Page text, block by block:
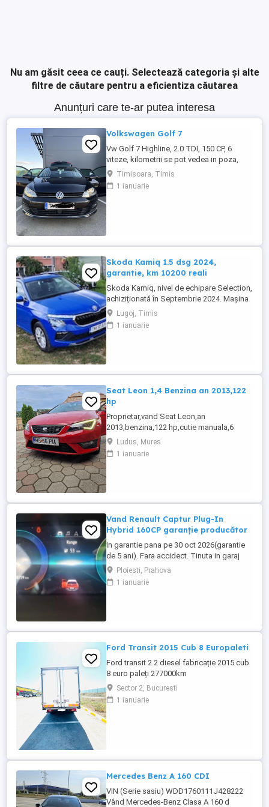
Nu am găsit ceea ce cauți. Selectează categoria și alte
filtre de căutare pentru a eficientiza căutarea
Anunțuri care te-ar putea interesa
Volkswagen Golf 7
Vw Golf 7 Highline, 2.0 TDI, 150 CP, 6
viteze, kilometrii se pot vedea in poza,
carte service. Navigație, Distronic, Lane
Assist, Park Assist, Keyless Go,
tempomat, comenzi pe volan, încălzire
Timisoara, Timis
1 ianuarie
Skoda Kamiq 1.5 dsg 2024,
garantie, km 10200 reali
Skoda Kamiq, nivel de echipare Selection,
achiziționată în Septembrie 2024. Mașina
se află într-o stare impecabila. Detalii
tehnice: Motorizare: 1.5 TSI, 150 CP
Transmisie: Automată DSG An fabricație:
Lugoj, Timis
1 ianuarie
Seat Leon 1,4 Benzina an 2013,122
hp
Proprietar,vand Seat Leon,an
2013,benzina,122 hp,cutie manuala,6
trepte de viteza,alcantara,navigatie,stare
perfecta tehnic si estetic,revizii anuale la
max 6000 km,fiind a doua masina in
volan,dublu ...
Ludus, Mures
1 ianuarie
Vand Renault Captur Plug-In
Hybrid 160CP garanție producător
In garantie pana pe 30 oct 2026(garantie
de 5 ani). Fara accidect. Tinuta in garaj
(arata ca noua, nu are zgarieturi). Folosita
doar la naveta(30km zilnic). Nu are urme
de uzura, placutele si discurile nu sunt
Ploiesti, Prahova
1 ianuarie
Ford Transit 2015 Cub 8 Europaleti
Ford transit 2.2 diesel fabricație 2015 cub
8 euro paleți 277000km
Sector 2, Bucuresti
1 ianuarie
Mercedes Benz A 160 CDI
VIN (Serie sasiu) WDD1760111J428222
Vând Mercedes-Benz Clasa A 160 d